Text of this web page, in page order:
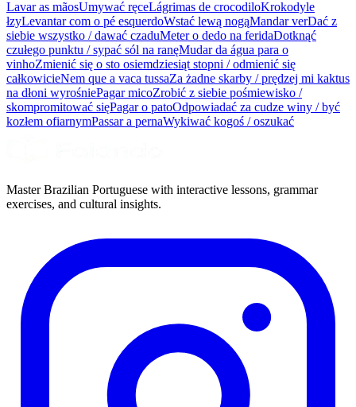
Lavar as mãosUmywać ręceLágrimas de crocodiloKrokodyle
łzyLevantar com o pé esquerdoWstać lewą nogąMandar verDać z
siebie wszystko / dawać czaduMeter o dedo na feridaDotknąć
czułego punktu / sypać sól na ranęMudar da água para o
vinhoZmienić się o sto osiemdziesiąt stopni / odmienić się
całkowicieNem que a vaca tussaZa żadne skarby / prędzej mi kaktus
na dłoni wyrośniePagar micoZrobić z siebie pośmiewisko /
skompromitować sięPagar o patoOdpowiadać za cudze winy / być
kozłem ofiarnymPassar a pernaWykiwać kogoś / oszukać
Master Brazilian Portuguese with interactive lessons, grammar
exercises, and cultural insights.